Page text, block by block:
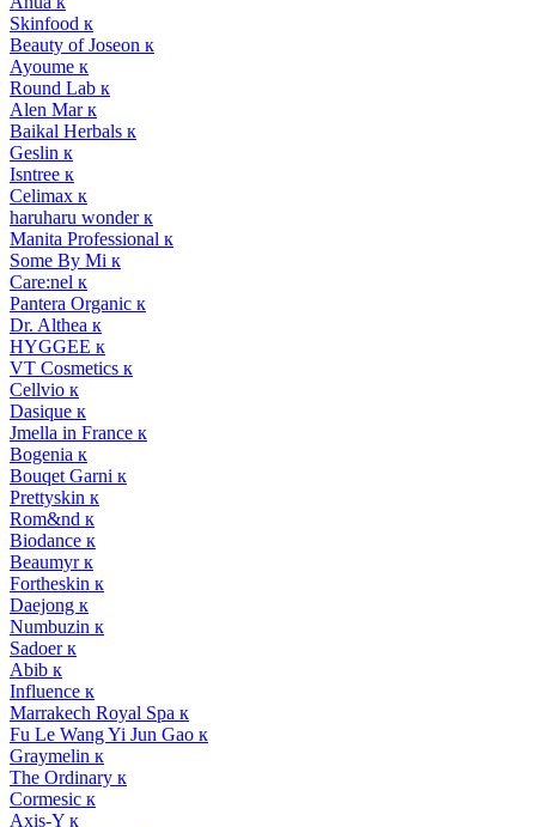
Skinfood к
Beauty of Joseon к
Ayoume к
Round Lab к
Alen Mar к
Baikal Herbals к
Geslin к
Isntree к
Celimax к
haruharu wonder к
Manita Professional к
Some By Mi к
Care:nel к
Pantera Organic к
Dr. Althea к
HYGGEE к
VT Cosmetics к
Cellvio к
Dasique к
Jmella in France к
Bogenia к
Bouqet Garni к
Prettyskin к
Rom&nd к
Biodance к
Beaumyr к
Fortheskin к
Daejong к
Numbuzin к
Sadoer к
Abib к
Influence к
Marrakech Royal Spa к
Fu Le Wang Yi Jun Gao к
Graymelin к
The Ordinary к
Cormesic к
Axis-Y к